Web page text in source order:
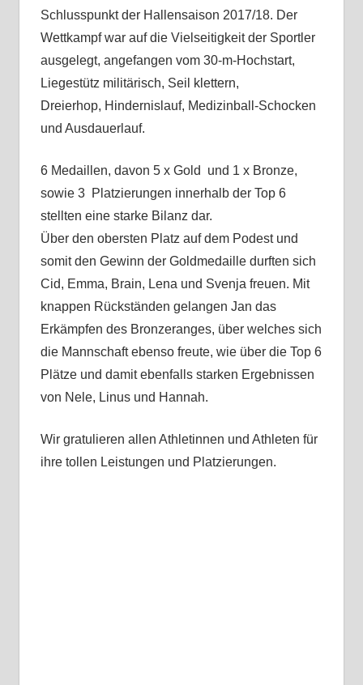
Schlusspunkt der Hallensaison 2017/18. Der
Wettkampf war auf die Vielseitigkeit der Sportler
ausgelegt, angefangen vom 30-m-Hochstart,
Liegestütz militärisch, Seil klettern,
Dreierhop, Hindernislauf, Medizinball-Schocken
und Ausdauerlauf.
6 Medaillen, davon 5 x Gold und 1 x Bronze,
sowie 3 Platzierungen innerhalb der Top 6
stellten eine starke Bilanz dar.
Über den obersten Platz auf dem Podest und
somit den Gewinn der Goldmedaille durften sich
Cid, Emma, Brain, Lena und Svenja freuen. Mit
knappen Rückständen gelangen Jan das
Erkämpfen des Bronzeranges, über welches sich
die Mannschaft ebenso freute, wie über die Top 6
Plätze und damit ebenfalls starken Ergebnissen
von Nele, Linus und Hannah.
Wir gratulieren allen Athletinnen und Athleten für
ihre tollen Leistungen und Platzierungen.